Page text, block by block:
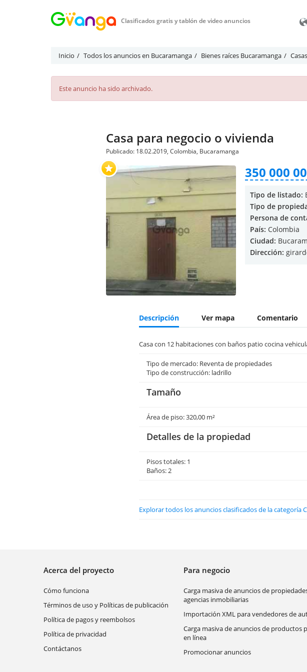
Clasificados gratis y tablón de video anuncios
Inicio Todos los anuncios en Bucaramanga Bienes raíces Bucaramanga
Este anuncio ha sido archivado.
Casa para negocio o vivienda
Publicado: 18.02.2019, Colombia, Bucaramanga
350 000
Tipo de listado:
Tipo de
Persona de
País: Colombia
Ciudad:
Dirección:
Descripción Ver mapa Comentario
Casa con 12 habitaciones con baños patio cocina
Tipo de mercado: Reventa de propiedades
Tipo de construcción: ladrillo
Tamaño
Área de piso: 320,00 m²
Detalles de la propiedad
Pisos totales: 1
Baños: 2
Explorar todos los anuncios clasificados de la categoría
Acerca del proyecto
Cómo funciona
Términos de uso y Políticas de publicación
Política de pagos y reembolsos
Política de privacidad
Contáctanos
Para negocio
Carga masiva de anuncios de
agencias inmobiliarias
Importación XML para vendedores de
Carga masiva de anuncios de productos
en línea
Promocionar anuncios